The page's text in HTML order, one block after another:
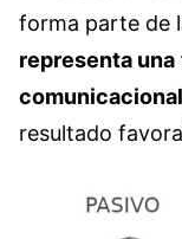
forma parte de
representa una
comunicacional
resultado